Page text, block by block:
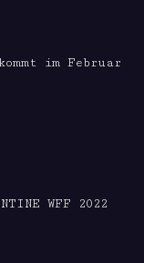
im Februar
WFF 2022